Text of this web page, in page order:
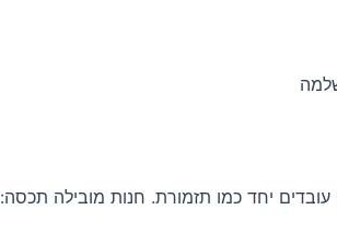
עובדים יחד כמו תזמורת. חנות מובילה תכסה: